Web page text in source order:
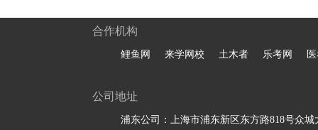
合作机构
鲤鱼网 来学网校 土木者 乐考网
公司地址
浦东公司：上海市浦东新区东方路818号众城